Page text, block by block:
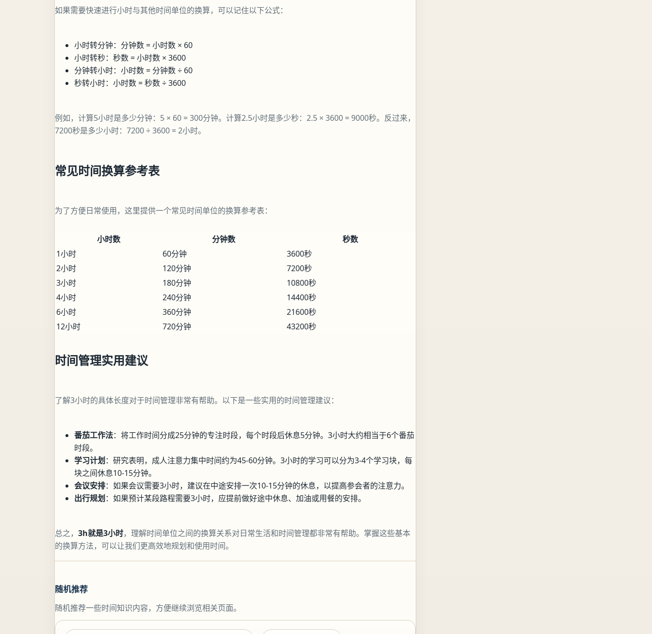
如果需要快速进行小时与其他时间单位的换算，可以记住以下公式：
小时转分钟：分钟数 = 小时数 × 60
小时转秒：秒数 = 小时数 × 3600
分钟转小时：小时数 = 分钟数 ÷ 60
秒转小时：小时数 = 秒数 ÷ 3600
例如，计算5小时是多少分钟：5 × 60 = 300分钟。计算2.5小时是多少秒：2.5 × 3600 = 9000秒。反过来，
7200秒是多少小时：7200 ÷ 3600 = 2小时。
常见时间换算参考表
为了方便日常使用，这里提供一个常见时间单位的换算参考表：
小时数 分钟数
秒数
1小时
60分钟
3600秒
2小时
120分钟
7200秒
3小时
180分钟
10800秒
4小时
240分钟
14400秒
6小时
360分钟
21600秒
12小时
720分钟 43200秒
时间管理实用建议
了解3小时的具体长度对于时间管理非常有帮助。以下是一些实用的时间管理建议：
番茄工作法：将工作时间分成25分钟的专注时段，每个时段后休息5分钟。3小时大约相当于6个番茄
时段。
学习计划 ：研究表明，成人注意力集中时间约为45-60分钟。3小时的学习可以分为3-4个学习块，每
块之间休息10-15分钟。
会议安排：如果会议需要3小时，建议在中途安排一次10-15分钟的休息，以提高参会者的注意力。
出行规划 ：如果预计某段路程需要3小时，应提前做好途中休息、加油或用餐的安排。
总之， 3h就是3小时，理解时间单位之间的换算关系对日常生活和时间管理都非常有帮助。掌握这些基本
的换算方法，可以让我们更高效地规划和使用时间。
随机推荐
随机推荐一些时间知识内容，方便继续浏览相关页面。